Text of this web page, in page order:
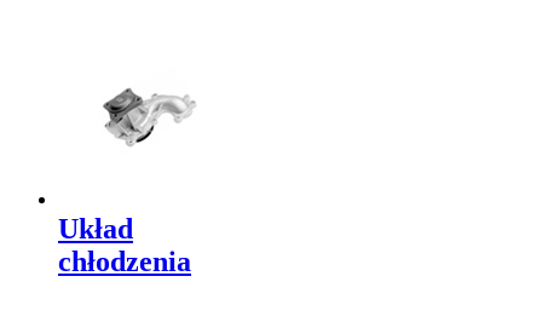
Układ
chłodzenia